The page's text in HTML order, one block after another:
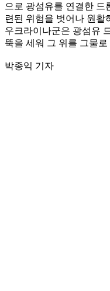
으로 광섬유를 연결한 드
련된 위험을 벗어나 원활
우크라이나군은 광섬유
뚝을 세워 그 위를 그물
박종익 기자